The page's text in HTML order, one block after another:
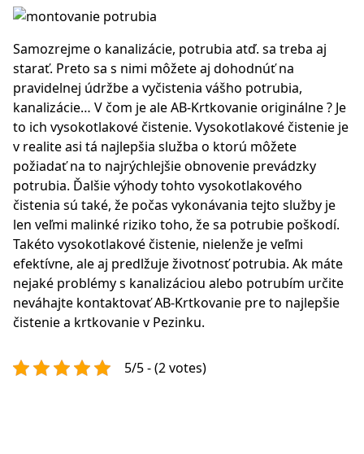
Samozrejme o kanalizácie, potrubia atď. sa treba aj
starať. Preto sa s nimi môžete aj dohodnúť na
pravidelnej údržbe a vyčistenia vášho potrubia,
kanalizácie… V čom je ale AB-Krtkovanie originálne ? Je
to ich vysokotlakové čistenie. Vysokotlakové čistenie je
v realite asi tá najlepšia služba o ktorú môžete
požiadať na to najrýchlejšie obnovenie prevádzky
potrubia. Ďalšie výhody tohto vysokotlakového
čistenia sú také, že počas vykonávania tejto služby je
len veľmi malinké riziko toho, že sa potrubie poškodí.
Takéto vysokotlakové čistenie, nielenže je veľmi
efektívne, ale aj predlžuje životnosť potrubia. Ak máte
nejaké problémy s kanalizáciou alebo potrubím určite
neváhajte kontaktovať AB-Krtkovanie pre to najlepšie
čistenie a krtkovanie v Pezinku.
5/5 - (2 votes)